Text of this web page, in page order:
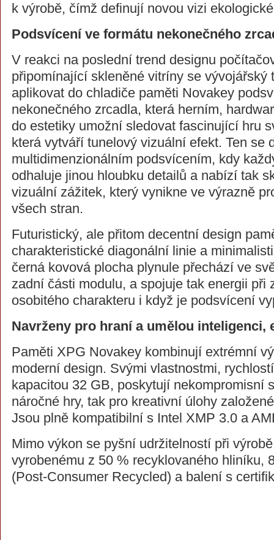
k výrobě, čímž definují novou vizi
Podsvícení ve formátu nekonečného
V reakci na poslední trend designu
připomínající skleněné vitríny se vývojářský
aplikovat do chladiče paměti Novakey
nekonečného zrcadla, která herním,
do estetiky umožní sledovat fascinující hru
která vytváří tunelový vizuální efekt. Ten se
multidimenzionálním podsvícením, kdy
odhaluje jinou hloubku detailů a nabízí tak
vizuální zážitek, který vynikne ve výrazně
všech stran.
Futuristický, ale přitom decentní design
charakteristické diagonální linie a
černá kovová plocha plynule přechází ve
zadní části modulu, a spojuje tak energii při
osobitého charakteru i když je podsvícení
Navrženy pro hraní a umělou inteligenci,
Paměti XPG Novakey kombinují extrémní
moderní design. Svými vlastnostmi,
kapacitou 32 GB, poskytují nekompromisní
náročné hry, tak pro kreativní úlohy
Jsou plně kompatibilní s Intel XMP 3.0 a
Mimo výkon se pyšní udržitelností při
vyrobenému z 50 % recyklovaného hliníku,
(Post-Consumer Recycled) a balení s